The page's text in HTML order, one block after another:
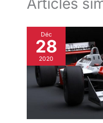
Déc
28
2020